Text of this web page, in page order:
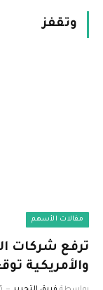
وتقفز
مقالات الأسهم
ترفع شركات
والأمريكية